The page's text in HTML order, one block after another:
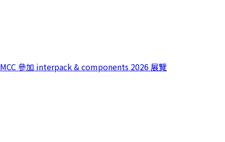
MCC 參加 interpack & components 2026 展覽